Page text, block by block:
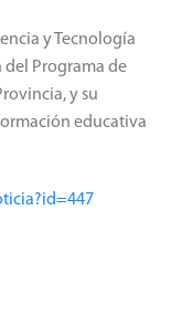
y Tecnología
Programa de
y su
educativa